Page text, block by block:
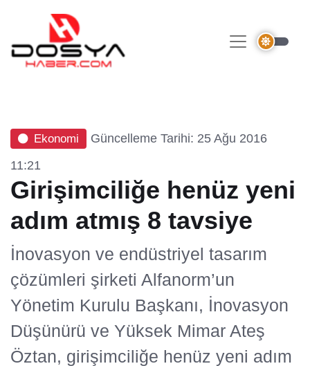
Ekonomi
Güncelleme Tarihi: 25 Ağu 2016
11:21
Girişimciliğe henüz yeni
adım atmış 8 tavsiye
İnovasyon ve endüstriyel tasarım
çözümleri şirketi Alfanorm’un
Yönetim Kurulu Başkanı, İnovasyon
Düşünürü ve Yüksek Mimar Ateş
Öztan, girişimciliğe henüz yeni adım